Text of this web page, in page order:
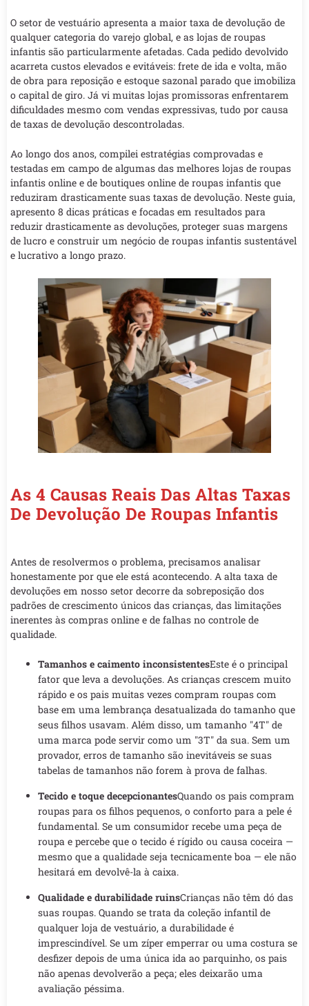
O setor de vestuário apresenta a maior taxa de devolução de
qualquer categoria do varejo global, e as lojas de roupas
infantis são particularmente afetadas. Cada pedido devolvido
acarreta custos elevados e evitáveis: frete de ida e volta, mão
de obra para reposição e estoque sazonal parado que imobiliza
o capital de giro. Já vi muitas lojas promissoras enfrentarem
dificuldades mesmo com vendas expressivas, tudo por causa
de taxas de devolução descontroladas.
Ao longo dos anos, compilei estratégias comprovadas e
testadas em campo de algumas das melhores lojas de roupas
infantis online e de boutiques online de roupas infantis que
reduziram drasticamente suas taxas de devolução. Neste guia,
apresento 8 dicas práticas e focadas em resultados para
reduzir drasticamente as devoluções, proteger suas margens
de lucro e construir um negócio de roupas infantis sustentável
e lucrativo a longo prazo.
As 4 Causas Reais Das Altas Taxas
De Devolução De Roupas Infantis
Antes de resolvermos o problema, precisamos analisar
honestamente por que ele está acontecendo. A alta taxa de
devoluções em nosso setor decorre da sobreposição dos
padrões de crescimento únicos das crianças, das limitações
inerentes às compras online e de falhas no controle de
qualidade.
Tamanhos e caimento inconsistentesEste é o principal
fator que leva a devoluções. As crianças crescem muito
rápido e os pais muitas vezes compram roupas com
base em uma lembrança desatualizada do tamanho que
seus filhos usavam. Além disso, um tamanho "4T" de
uma marca pode servir como um "3T" da sua. Sem um
provador, erros de tamanho são inevitáveis se suas
tabelas de tamanhos não forem à prova de falhas.
Tecido e toque decepcionantesQuando os pais compram
roupas para os filhos pequenos, o conforto para a pele é
fundamental. Se um consumidor recebe uma peça de
roupa e percebe que o tecido é rígido ou causa coceira —
mesmo que a qualidade seja tecnicamente boa — ele não
hesitará em devolvê-la à caixa.
Qualidade e durabilidade ruinsCrianças não têm dó das
suas roupas. Quando se trata da coleção infantil de
qualquer loja de vestuário, a durabilidade é
imprescindível. Se um zíper emperrar ou uma costura se
desfizer depois de uma única ida ao parquinho, os pais
não apenas devolverão a peça; eles deixarão uma
avaliação péssima.